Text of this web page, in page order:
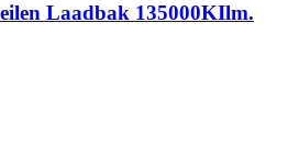
Laadbak 135000KIlm.